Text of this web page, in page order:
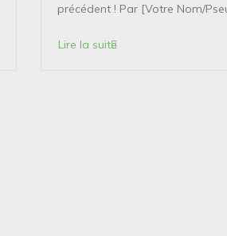
précédent ! Par [Votre Nom/
Lire la suite